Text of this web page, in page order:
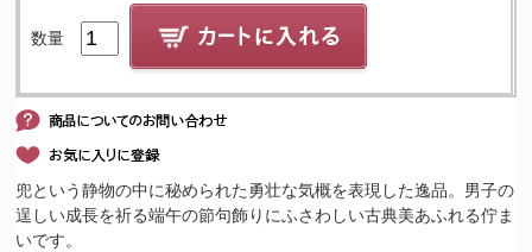
数量
兜という静物の中に秘められた勇壮な気概を表現した逸品。男子の
逞しい成長を祈る端午の節句飾りにふさわしい古典美あふれる佇ま
いです。